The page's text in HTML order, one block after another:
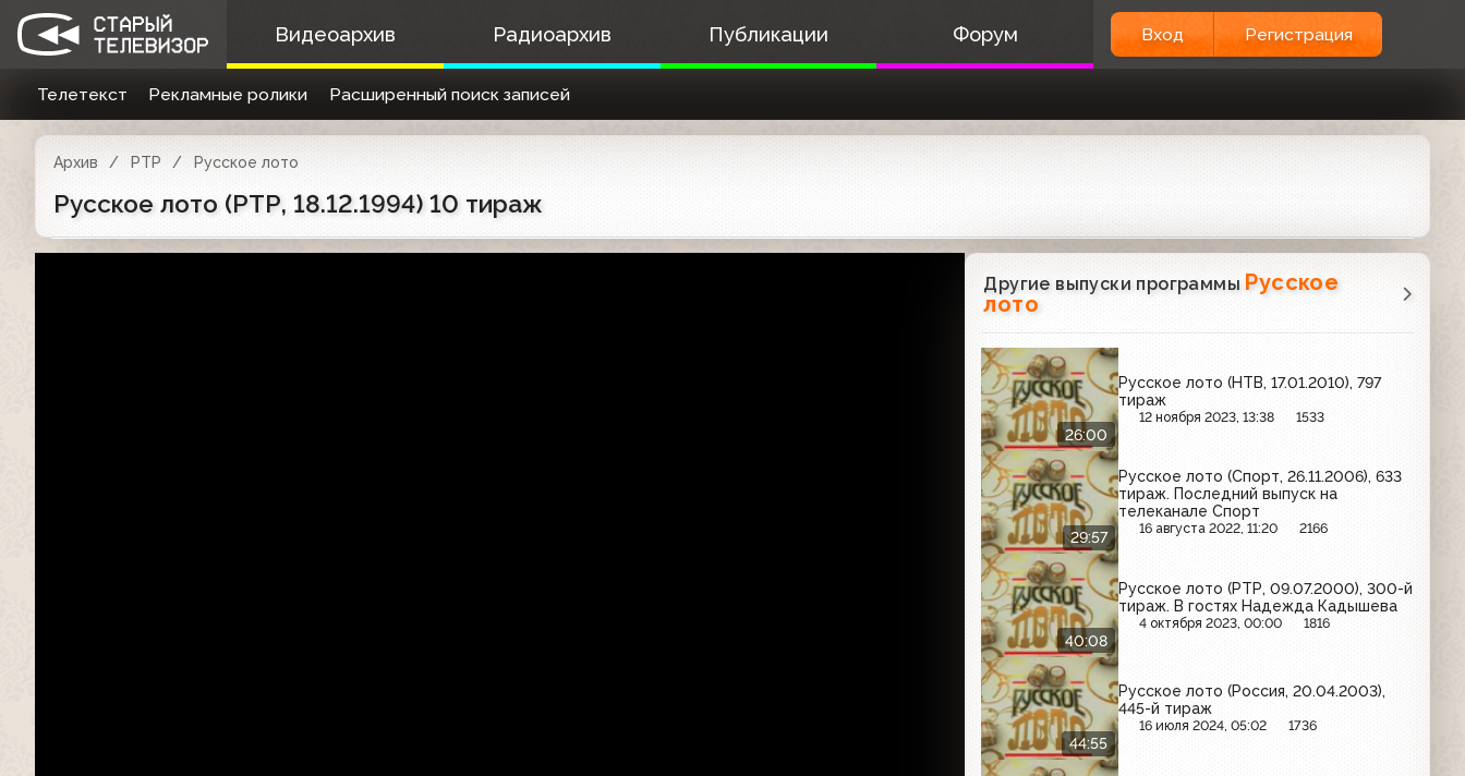
Видеоархив Радиоархив Публикации Форум Вход Регистрация
Телетекст Рекламные ролики Расширенный поиск записей
Архив РТР Русское лото
Русское лото (РТР, 18.12.1994) 10 тираж
Другие выпуски программы Русское
лото
26:00
Русское лото (НТВ, 17.01.2010), 797
тираж
12 ноября 2023, 13:38 1533
29:57
Русское лото (Спорт, 26.11.2006), 633
тираж. Последний выпуск на
телеканале Спорт
16 августа 2022, 11:20 2166
40:08
Русское лото (РТР, 09.07.2000), 300-й
тираж. В гостях Надежда Кадышева
4 октября 2023, 00:00 1816
44:55
Русское лото (Россия, 20.04.2003),
445-й тираж
16 июля 2024, 05:02 1736